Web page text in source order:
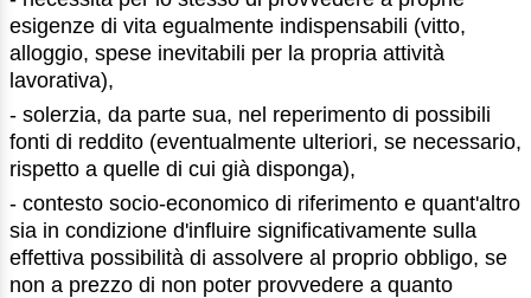
esigenze di vita egualmente indispensabili (vitto,
alloggio, spese inevitabili per la propria attività
lavorativa),
- solerzia, da parte sua, nel reperimento di possibili
fonti di reddito (eventualmente ulteriori, se necessario,
rispetto a quelle di cui già disponga),
- contesto socio-economico di riferimento e quant'altro
sia in condizione d'influire significativamente sulla
effettiva possibilità di assolvere al proprio obbligo, se
non a prezzo di non poter provvedere a quanto